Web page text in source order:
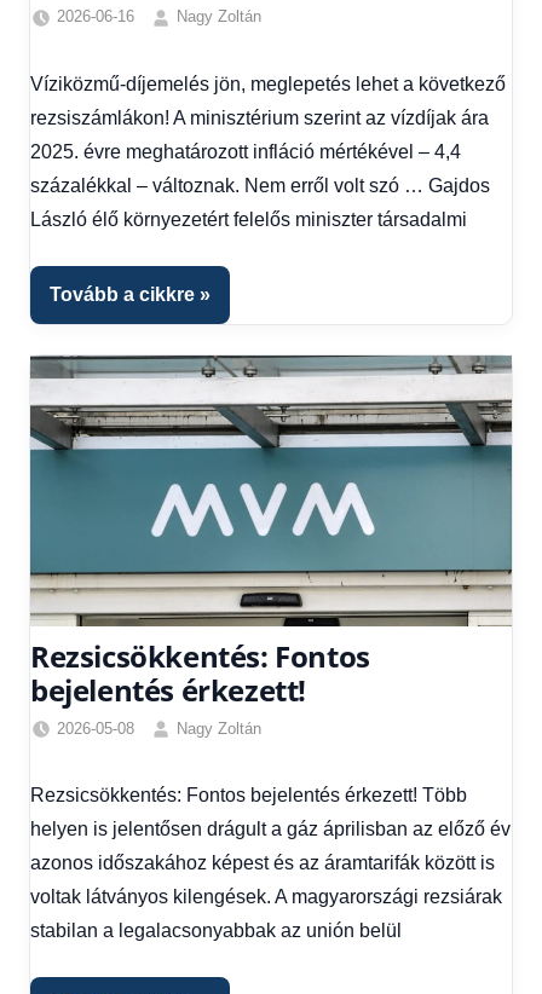
2026-06-16
Nagy Zoltán
Hírek ,
Hírek
1
kézből
Víziközmű-díjemelés jön, meglepetés lehet a következő
rezsiszámlákon! A minisztérium szerint az vízdíjak ára
2025. évre meghatározott infláció mértékével – 4,4
százalékkal – változnak. Nem erről volt szó … Gajdos
László élő környezetért felelős miniszter társadalmi
Tovább a cikkre
Rezsicsökkentés: Fontos
bejelentés érkezett!
2026-05-08
Nagy Zoltán
Gazdaság,
Hírek,
Színes
hírek
Rezsicsökkentés: Fontos bejelentés érkezett! Több
helyen is jelentősen drágult a gáz áprilisban az előző év
azonos időszakához képest és az áramtarifák között is
voltak látványos kilengések. A magyarországi rezsiárak
stabilan a legalacsonyabbak az unión belül